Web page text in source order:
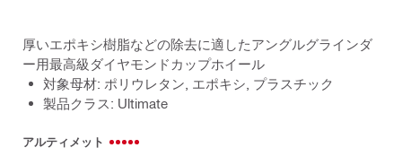
厚いエポキシ樹脂などの除去に適したアングルグラインダ
ー用最高級ダイヤモンドカップホイール
対象母材: ポリウレタン, エポキシ, プラスチック
製品クラス: Ultimate
アルティメット